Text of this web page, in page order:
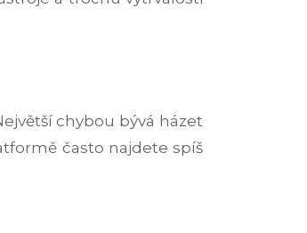
chybou bývá házet
často najdete spíš